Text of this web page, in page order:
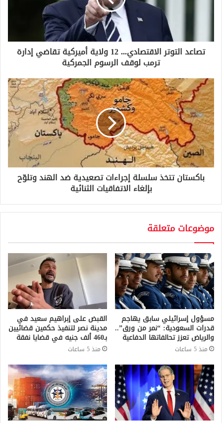
ر
تصاعد التوتر الاقتصادي... 12 ولاية أميركية تقاضي إدارة
ترمب لوقف الرسوم الجمركية
باكستان تتخذ سلسلة إجراءات تصعيدية ضد الهند وتلوّح
بإلغاء الاتفاقيات الثنائية
موضوعات متعلقة
مسؤول إسرائيلي سابق يهاجم
قدرات السعودية: “نمر من ورق”..
والرياض تعزز تحالفاتها الدفاعية
منذ 5 ساعات
القبض على إبراهيم سعيد في
مدينة نصر لتنفيذ حكمين قضائيين
بـ460 ألف جنيه في قضايا نفقة
منذ 5 ساعات